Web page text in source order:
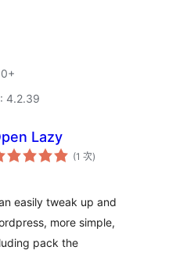
4.2.39
Lazy
(1 次評
分)
easily tweak up and
more simple,
pack the